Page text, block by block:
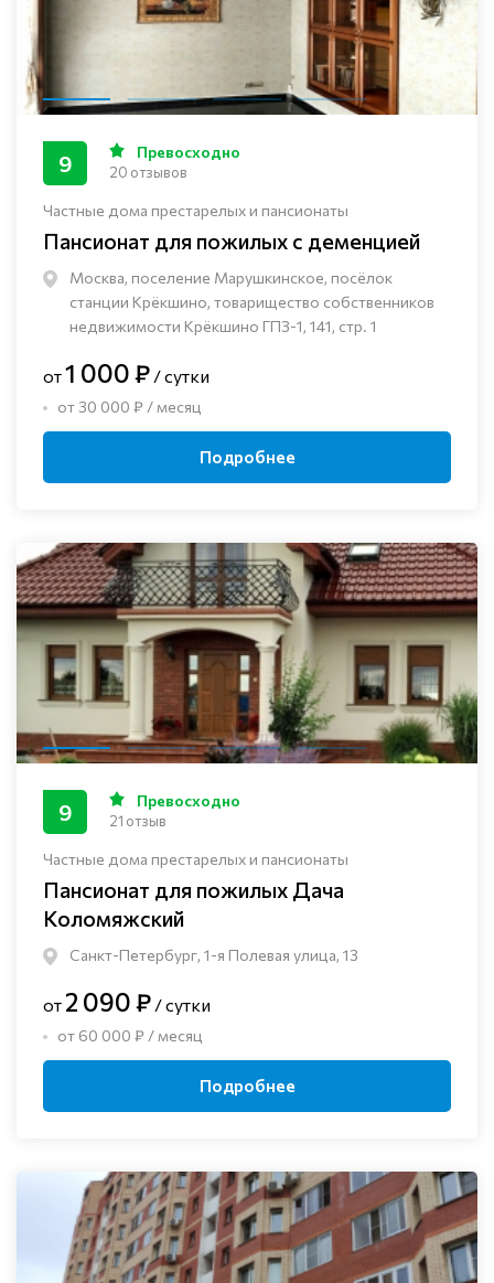
Частные дома престарелых и пансионаты
Пансионат для пожилых с деменцией
Москва, поселение Марушкинское, посёлок
станции Крёкшино, товарищество собственников
недвижимости Крёкшино ГПЗ-1, 141, стр. 1
9 Превосходно
20 отзывов
от1 000 ₽ / сутки
от 30 000 ₽ / месяц
Подробнее
Частные дома престарелых и пансионаты
Пансионат для пожилых Дача
Коломяжский
Санкт-Петербург, 1-я Полевая улица, 13
9 Превосходно
21 отзыв
от 2 090 ₽ / сутки
от 60 000 ₽ / месяц
Подробнее